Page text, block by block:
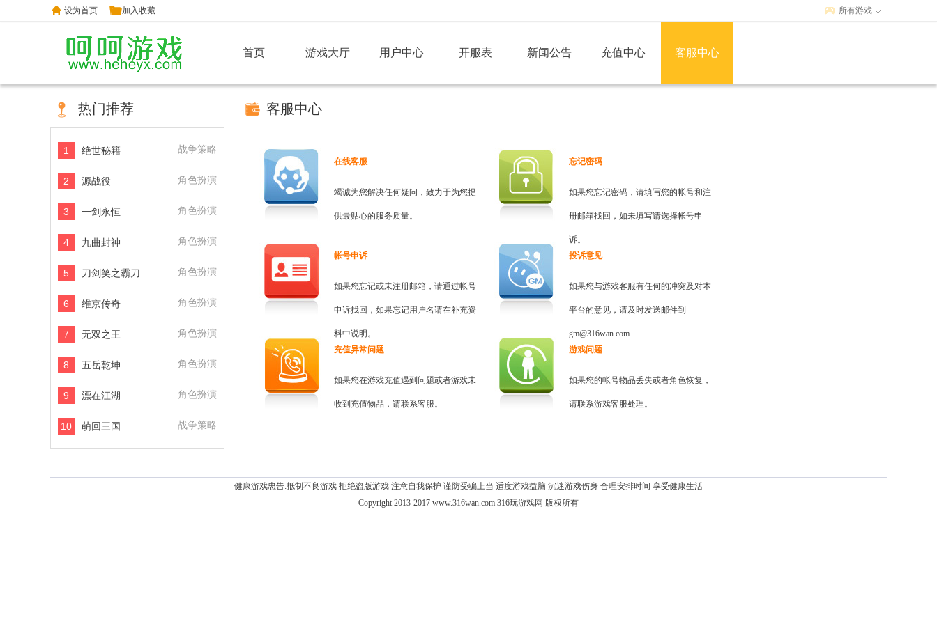
设为首页 加入收藏 所有游戏
首页 游戏大厅 用户中心 开服表 新闻公告 充值中心 客服中心
热门推荐
战争策略
1 绝世秘籍
角色扮演
2 源战役
角色扮演
3 一剑永恒
角色扮演
4 九曲封神
角色扮演
5 刀剑笑之霸刀
角色扮演
6 维京传奇
角色扮演
7 无双之王
角色扮演
8 五岳乾坤
角色扮演
9 漂在江湖
战争策略
10 萌回三国
客服中心
在线客服
竭诚为您解决任何疑问，致力于为您提
供最贴心的服务质量。
忘记密码
如果您忘记密码，请填写您的帐号和注
册邮箱找回，如未填写请选择帐号申
诉。
帐号申诉
如果您忘记或未注册邮箱，请通过帐号
申诉找回，如果忘记用户名请在补充资
料中说明。
投诉意见
如果您与游戏客服有任何的冲突及对本
平台的意见，请及时发送邮件到
gm@316wan.com
充值异常问题
如果您在游戏充值遇到问题或者游戏未
收到充值物品，请联系客服。
游戏问题
如果您的帐号物品丢失或者角色恢复，
请联系游戏客服处理。
健康游戏忠告:抵制不良游戏 拒绝盗版游戏 注意自我保护 谨防受骗上当 适度游戏益脑 沉迷游戏伤身 合理安排时间 享受健康生活
Copyright 2013-2017 www.316wan.com 316玩游戏网 版权所有